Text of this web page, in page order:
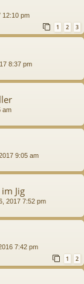
12:10 pm
1 2 3
8:37 pm
am
9:05 am
Jig
2017 7:52 pm
7:42 pm
1 2